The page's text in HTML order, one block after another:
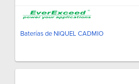
Baterías de NIQUEL CADMIO